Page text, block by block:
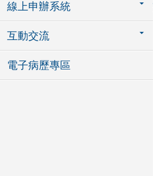
線上申辦系統
互動交流
電子病歷專區